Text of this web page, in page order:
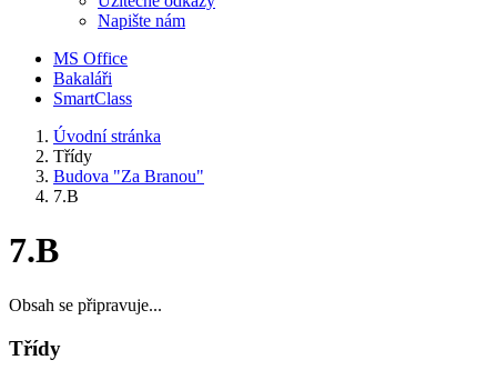
Napište nám
MS Office
Bakaláři
SmartClass
Úvodní stránka
Třídy
Budova "Za Branou"
7.B
7.B
Obsah se připravuje...
Třídy